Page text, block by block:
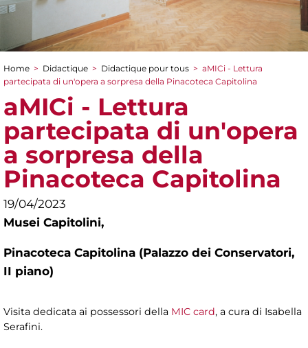
You are here
Home > Didactique > Didactique pour tous > aMICi - Lettura
partecipata di un'opera a sorpresa della Pinacoteca Capitolina
aMICi - Lettura
partecipata di un'opera
a sorpresa della
Pinacoteca Capitolina
19/04/2023
Musei Capitolini,
Pinacoteca Capitolina (Palazzo dei Conservatori,
II piano)
Visita dedicata ai possessori della MIC card, a cura di Isabella
Serafini.